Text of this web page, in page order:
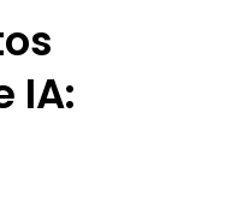
IA: